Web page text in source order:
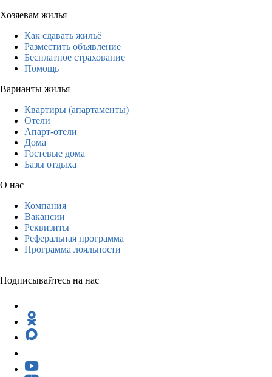
Хозяевам жилья
Как сдавать жильё
Разместить объявление
Бесплатное страхование
Помощь
Варианты жилья
Квартиры (апартаменты)
Отели
Апарт-отели
Дома
Гостевые дома
Базы отдыха
О нас
Компания
Вакансии
Реквизиты
Реферальная программа
Программа лояльности
Подписывайтесь на нас